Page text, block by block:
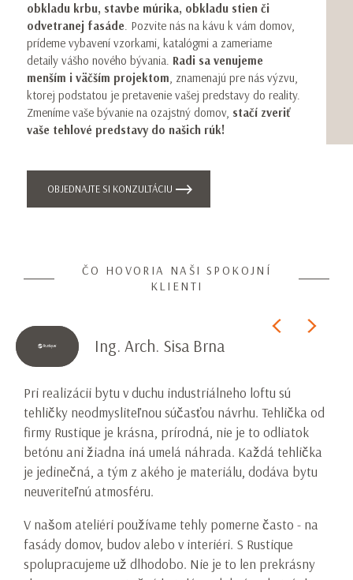
obkladu krbu, stavbe múrika, obkladu stien či
odvetranej fasáde. Pozvite nás na kávu k vám domov,
prídeme vybavení vzorkami, katalógmi a zameriame
detaily vášho nového bývania. Radi sa venujeme
menším i väčším projektom, znamenajú pre nás výzvu,
ktorej podstatou je pretavenie vašej predstavy do reality.
Zmeníme vaše bývanie na ozajstný domov, stačí zveriť
vaše tehlové predstavy do našich rúk!
OBJEDNAJTE SI KONZULTÁCIU
ČO HOVORIA NAŠI SPOKOJNÍ
KLIENTI
Ing. Arch. Sisa Brna
Pri realizácii bytu v duchu industriálneho loftu sú
tehličky neodmysliteľnou súčasťou návrhu. Tehlička od
firmy Rustique je krásna, prírodná, nie je to odliatok
betónu ani žiadna iná umelá náhrada. Každá tehlička
je jedinečná, a tým z akého je materiálu, dodáva bytu
neuveriteľnú atmosféru.
V našom ateliéri používame tehly pomerne často - na
fasády domov, budov alebo v interiéri. S Rustique
spolupracujeme už dlhodobo. Nie je to len prekrásny